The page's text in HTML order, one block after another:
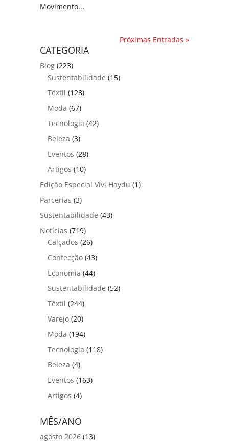
Movimento...
Próximas Entradas »
CATEGORIA
Blog (223)
Sustentabilidade (15)
Têxtil (128)
Moda (67)
Tecnologia (42)
Beleza (3)
Eventos (28)
Artigos (10)
Edição Especial Vivi Haydu (1)
Parcerias (3)
Sustentabilidade (43)
Notícias (719)
Calçados (26)
Confecção (43)
Economia (44)
Sustentabilidade (52)
Têxtil (244)
Varejo (20)
Moda (194)
Tecnologia (118)
Beleza (4)
Eventos (163)
Artigos (4)
MÊS/ANO
agosto 2026 (13)